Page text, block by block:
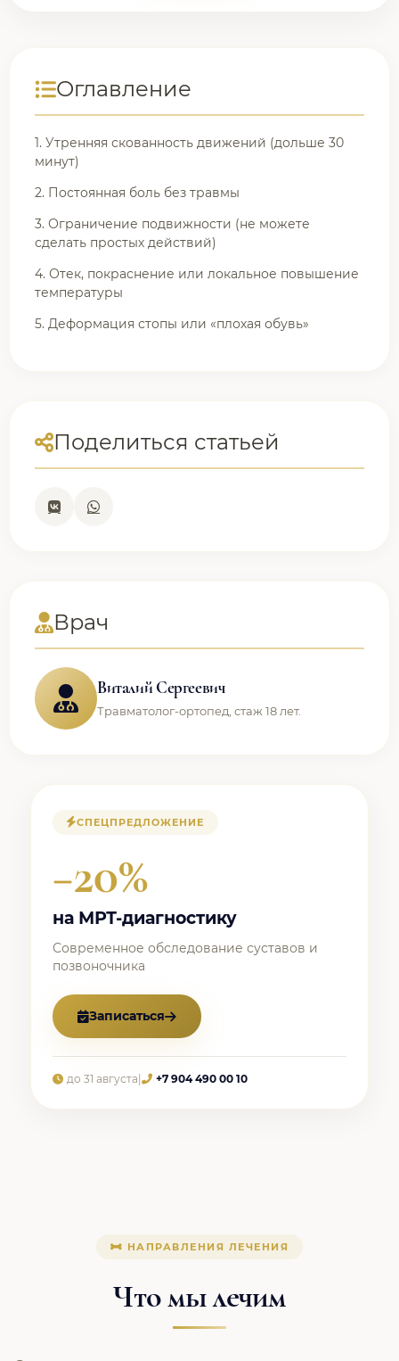
Оглавление
1. Утренняя скованность движений (дольше 30
минут)
2. Постоянная боль без травмы
3. Ограничение подвижности (не можете
сделать простых действий)
4. Отек, покраснение или локальное повышение
температуры
5. Деформация стопы или «плохая обувь»
Поделиться статьей
Врач
Виталий Сергеевич
Травматолог-ортопед, стаж 18 лет.
СПЕЦПРЕДЛОЖЕНИЕ
−20%
на МРТ-диагностику
Современное обследование суставов и
позвоночника
Записаться
до 31 августа +7 904 490 00 10
НАПРАВЛЕНИЯ ЛЕЧЕНИЯ
Что мы лечим